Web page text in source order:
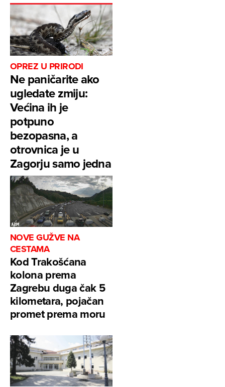
OPREZ U PRIRODI
Ne paničarite ako
ugledate zmiju:
Većina ih je
potpuno
bezopasna, a
otrovnica je u
Zagorju samo jedna
NOVE GUŽVE NA
CESTAMA
Kod Trakošćana
kolona prema
Zagrebu duga čak 5
kilometara, pojačan
promet prema moru